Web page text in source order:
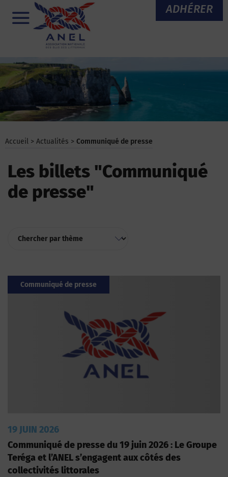
ADHÉRER
Menu
Accueil > Actualités > Communiqué de presse
Les billets "Communiqué
de presse"
Communiqué de presse
19 JUIN 2026
Communiqué de presse du 19 juin 2026 : Le Groupe
Teréga et l’ANEL s’engagent aux côtés des
collectivités littorales